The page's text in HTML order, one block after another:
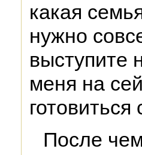
какая
нужно
выступите
меня на
После